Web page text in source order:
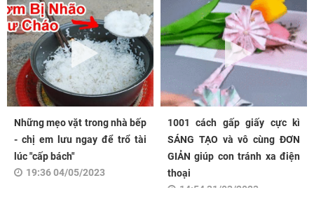
Những mẹo vặt trong nhà bếp
- chị em lưu ngay để trổ tài
lúc "cấp bách"
19:36 04/05/2023
1001 cách gấp giấy cực kì
SÁNG TẠO và vô cùng ĐƠN
GIẢN giúp con tránh xa điện
thoại
14:54 31/03/2023